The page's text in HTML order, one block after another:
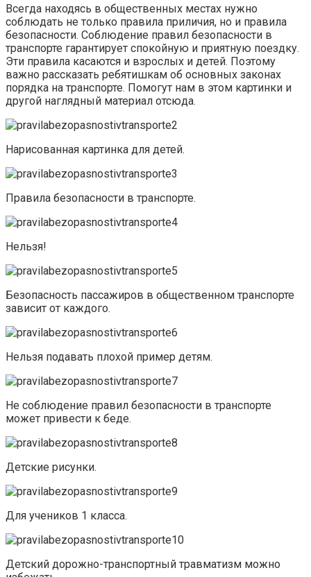
Всегда находясь в общественных местах нужно
соблюдать не только правила приличия, но и правила
безопасности. Соблюдение правил безопасности в
транспорте гарантирует спокойную и приятную поездку.
Эти правила касаются и взрослых и детей. Поэтому
важно рассказать ребятишкам об основных законах
порядка на транспорте. Помогут нам в этом картинки и
другой наглядный материал отсюда.
Нарисованная картинка для детей.
Правила безопасности в транспорте.
Нельзя!
Безопасность пассажиров в общественном транспорте
зависит от каждого.
Нельзя подавать плохой пример детям.
Не соблюдение правил безопасности в транспорте
может привести к беде.
Детские рисунки.
Для учеников 1 класса.
Детский дорожно-транспортный травматизм можно